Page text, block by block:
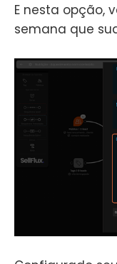
E nesta opção,
semana que